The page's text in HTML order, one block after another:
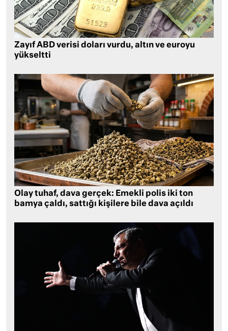
Zayıf ABD verisi doları vurdu, altın ve euroyu
yükseltti
Olay tuhaf, dava gerçek: Emekli polis iki ton
bamya çaldı, sattığı kişilere bile dava açıldı